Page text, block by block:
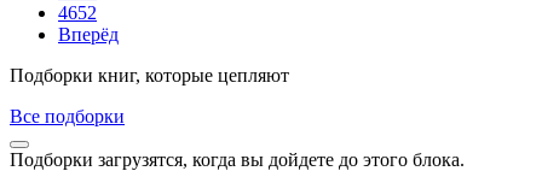
4652
Вперёд
Подборки книг, которые цепляют
Все подборки
Подборки загрузятся, когда вы дойдете до этого блока.